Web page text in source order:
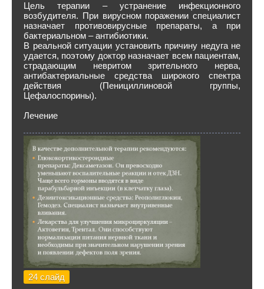
Цель терапии – устранение инфекционного
возбудителя. При вирусном поражении специалист
назначает противовирусные препараты, а при
бактериальном – антибиотики.
В реальной ситуации установить причину недуга не
удается, поэтому доктор назначает всем пациентам,
страдающим невритом зрительного нерва,
антибактериальные средства широкого спектра
действия (Пенициллиновой группы,
Цефалоспорины).
Лечение
24 слайд